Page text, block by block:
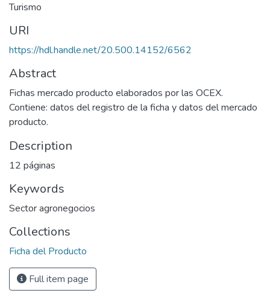
Turismo
URI
https://hdl.handle.net/20.500.14152/6562
Abstract
Fichas mercado producto elaborados por las OCEX.
Contiene: datos del registro de la ficha y datos del mercado
producto.
Description
12 páginas
Keywords
Sector agronegocios
Collections
Ficha del Producto
Full item page